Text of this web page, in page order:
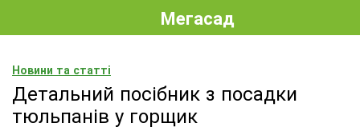
Новини та статті
Детальний посібник з посадки
тюльпанів у горщик
Мегасад